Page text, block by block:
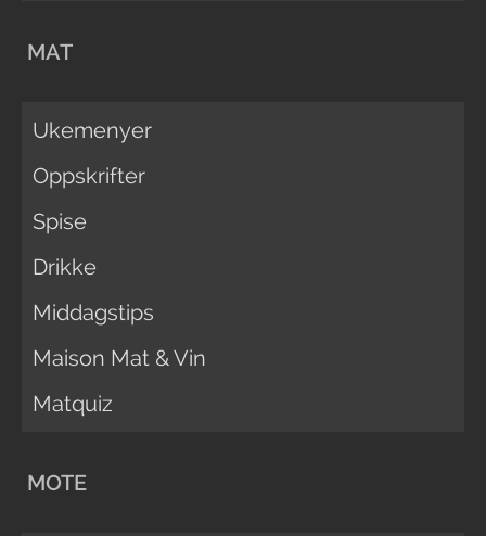
MAT
Ukemenyer
Oppskrifter
Spise
Drikke
Middagstips
Maison Mat & Vin
Matquiz
MOTE